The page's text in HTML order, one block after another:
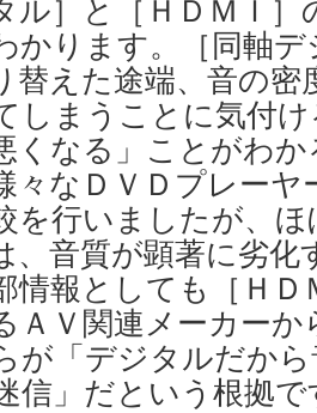
ル］と［ＨＤＭＩ
かります。［同軸
替えた途端、音の
しまうことに気付
くなる」ことがわ
々なＤＶＤプレー
を行いましたが、
、音質が顕著に劣
情報としても［Ｈ
ＡＶ関連メーカー
が「デジタルだか
信」だという根拠で